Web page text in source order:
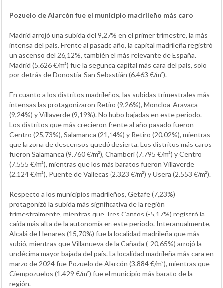
Pozuelo de Alarcón fue el municipio madrileño más caro
Madrid arrojó una subida del 9,27% en el primer trimestre, la más
intensa del país. Frente al pasado año, la capital madrileña registró
un ascenso del 26,12%, también el más relevante de España.
Madrid (5.626 €/m²) fue la segunda capital más cara del país, solo
por detrás de Donostia-San Sebastián (6.463 €/m²).
En cuanto a los distritos madrileños, las subidas trimestrales más
intensas las protagonizaron Retiro (9,26%), Moncloa-Aravaca
(9,24%) y Villaverde (9,19%). No hubo bajadas en este periodo.
Los distritos que más crecieron frente al año pasado fueron
Centro (25,73%), Salamanca (21,14%) y Retiro (20,02%), mientras
que la zona de descensos quedó desierta. Los distritos más caros
fueron Salamanca (9.760 €/m²), Chamberí (7.795 €/m²) y Centro
(7.555 €/m²), mientras que los más baratos fueron Villaverde
(2.124 €/m²), Puente de Vallecas (2.323 €/m²) y Usera (2.553 €/m²).
Respecto a los municipios madrileños, Getafe (7,23%)
protagonizó la subida más significativa de la región
trimestralmente, mientras que Tres Cantos (-5,17%) registró la
caída más alta de la autonomía en este periodo. Interanualmente,
Alcalá de Henares (15,70%) fue la localidad madrileña que más
subió, mientras que Villanueva de la Cañada (-20,65%) arrojó la
undécima mayor bajada del país. La localidad madrileña más cara en
marzo de 2024 fue Pozuelo de Alarcón (3.884 €/m²), mientras que
Ciempozuelos (1.429 €/m²) fue el municipio más barato de la
región.